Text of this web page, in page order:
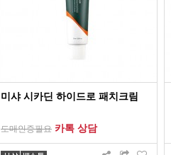
미샤 시카딘 하이드로 패치크림
도매인증필요 카톡 상담